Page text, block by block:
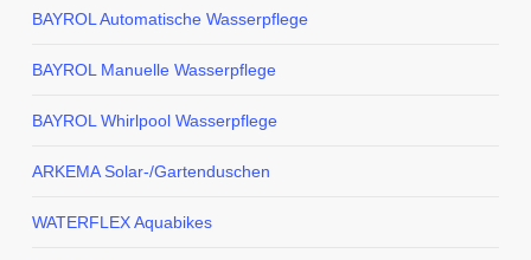
BAYROL Automatische Wasserpflege
BAYROL Manuelle Wasserpflege
BAYROL Whirlpool Wasserpflege
ARKEMA Solar-/Gartenduschen
WATERFLEX Aquabikes